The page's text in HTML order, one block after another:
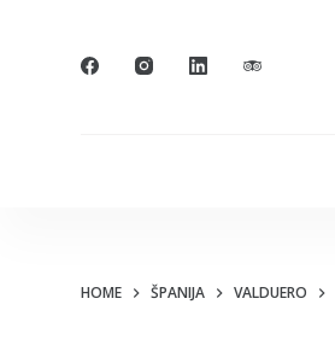
HOME ŠPANIJA VALDUERO